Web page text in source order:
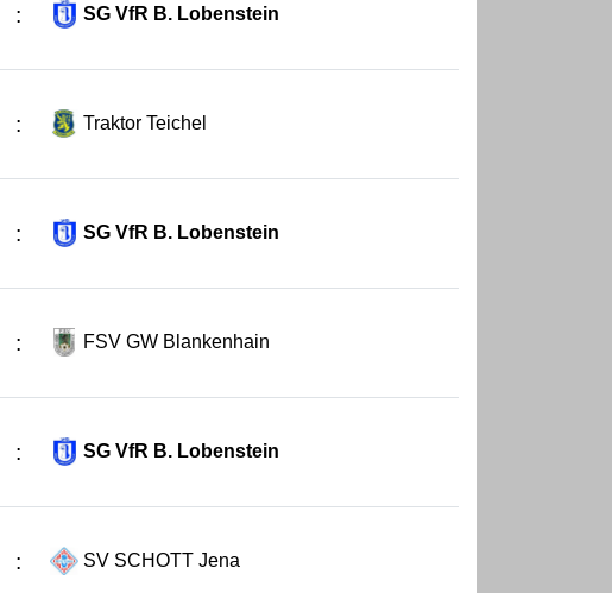
: SG VfR B. Lobenstein
: Traktor Teichel
: SG VfR B. Lobenstein
: FSV GW Blankenhain
: SG VfR B. Lobenstein
: SV SCHOTT Jena